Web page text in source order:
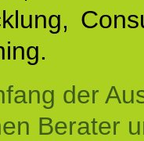
der
Berater